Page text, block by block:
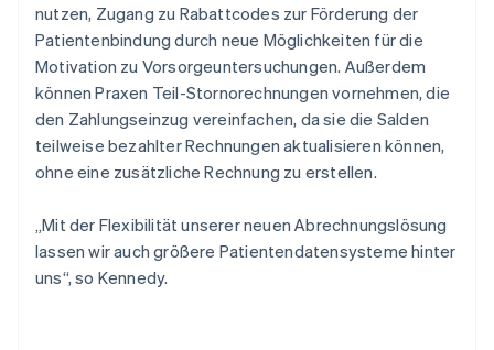
nutzen, Zugang zu Rabattcodes zur Förderung der
Patientenbindung durch neue Möglichkeiten für die
Motivation zu Vorsorgeuntersuchungen. Außerdem
können Praxen Teil-Stornorechnungen vornehmen, die
den Zahlungseinzug vereinfachen, da sie die Salden
teilweise bezahlter Rechnungen aktualisieren können,
ohne eine zusätzliche Rechnung zu erstellen.
„Mit der Flexibilität unserer neuen Abrechnungslösung
lassen wir auch größere Patientendatensysteme hinter
uns“, so Kennedy.